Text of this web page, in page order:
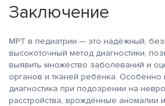
Заключение
МРТ в педиатрии — это надёжный,
высокоточный метод диагностики,
выявить множество заболеваний и
органов и тканей ребёнка. Особенно
диагностика при подозрении на
расстройства, врождённые аномалии